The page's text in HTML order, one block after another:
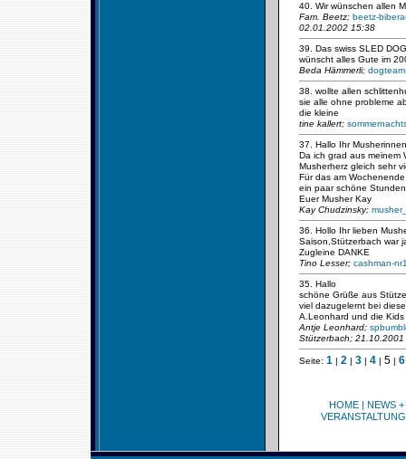
40. Wir wünschen allen
Fam. Beetz; beetz-
02.01.2002 15:38
39. Das swiss SLED
wünscht alles Gute im
Beda Hämmerli;
38. wollte allen
sie alle ohne probleme
die kleine
tine kallert;
37. Hallo Ihr
Da ich grad aus meinem
Musherherz gleich sehr
Für das am
ein paar schöne
Euer Musher Kay
Kay Chudzinsky;
36. Hollo Ihr lieben
Saison,Stützerbach war
Zugleine DANKE
Tino Lesser; cashman-
35. Hallo
schöne Grüße aus
viel dazugelernt bei
A.Leonhard und die Kids
Antje Leonhard;
Stützerbach;
Seite: 1 | 2 | 3 | 4 | 5 | 6
HOME| NEWS